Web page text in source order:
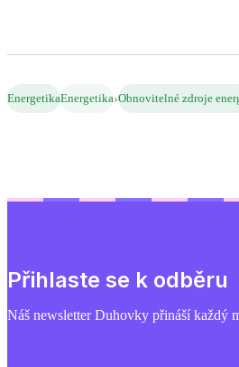
EnergetikaEnergetika›Obnovitelné zdroje
Přihlaste se k odběru
Náš newsletter Duhovky přináší každý